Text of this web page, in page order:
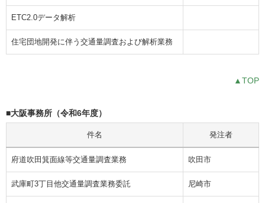
ETC2.0データ解析
住宅団地開発に伴う交通量調査および解析業務
▲TOP
■大阪事務所（令和6年度）
件名 発注者
府道吹田箕面線等交通量調査業務 吹田市
武庫町3丁目他交通量調査業務委託 尼崎市